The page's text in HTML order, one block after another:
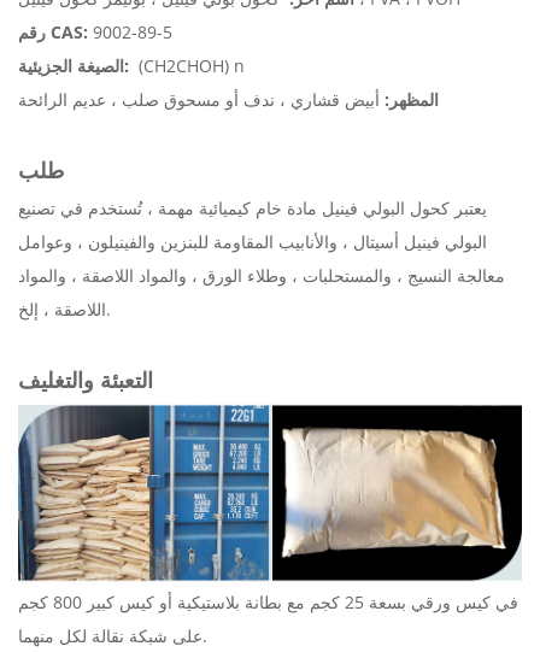
رقم CAS: 9002-89-5
الصيغة الجزيئية: (CH2CHOH) n
المظهر: أبيض قشاري ، ندف أو مسحوق صلب ، عديم الرائحة
طلب
يعتبر كحول البولي فينيل مادة خام كيميائية مهمة ، تُستخدم في تصنيع
البولي فينيل أسيتال ، والأنابيب المقاومة للبنزين والفينيلون ، وعوامل
معالجة النسيج ، والمستحلبات ، وطلاء الورق ، والمواد اللاصقة ، والمواد
اللاصقة ، إلخ.
التعبئة والتغليف
في كيس ورقي بسعة 25 كجم مع بطانة بلاستيكية أو كيس كبير 800 كجم
على شبكة نقالة لكل منهما.